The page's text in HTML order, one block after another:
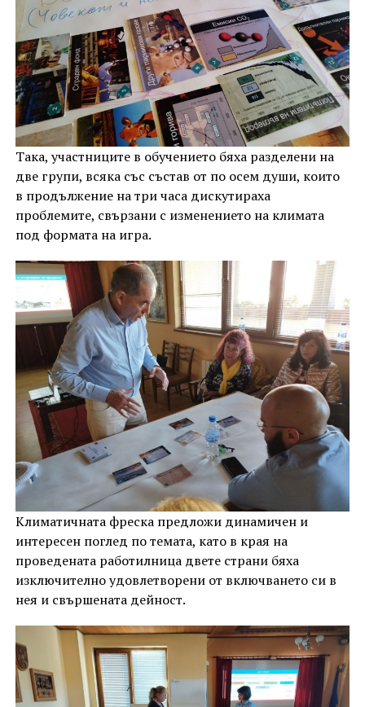
Така, участниците в обучението бяха разделени на
две групи, всяка със състав от по осем души, които
в продължение на три часа дискутираха
проблемите, свързани с изменението на климата
под формата на игра.
Климатичната фреска предложи динамичен и
интересен поглед по темата, като в края на
проведената работилница двете страни бяха
изключително удовлетворени от включването си в
нея и свършената дейност.